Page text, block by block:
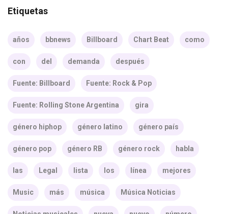
Etiquetas
años bbnews Billboard Chart Beat como
con del demanda después
Fuente: Billboard Fuente: Rock & Pop
Fuente: Rolling Stone Argentina gira
género hiphop género latino género país
género pop género RB género rock habla
las Legal lista los línea mejores
Music más música Música Noticias